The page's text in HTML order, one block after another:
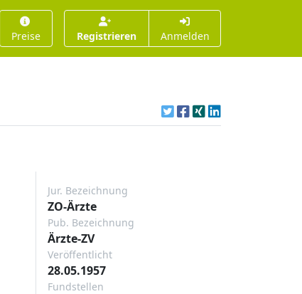
Preise Registrieren Anmelden
Jur. Bezeichnung
ZO-Ärzte
Pub. Bezeichnung
Ärzte-ZV
Veröffentlicht
28.05.1957
Fundstellen